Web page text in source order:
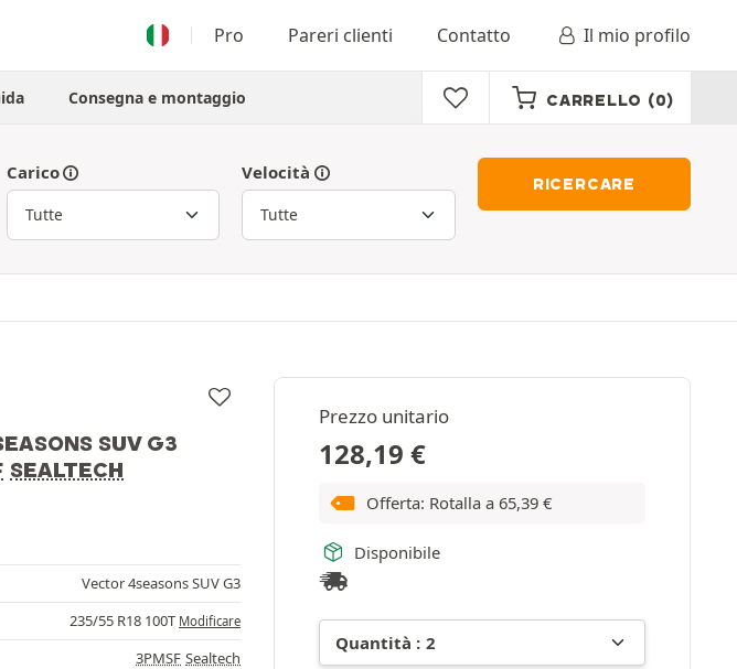
Pro Pareri clienti Contatto Il mio profilo
Consegna e montaggio CARRELLO (0)
Carico Velocità
RICERCARE
SUV G3
SEALTECH
Prezzo unitario
128,19 €
Offerta: Rotalla a 65,39 €
Disponibile
Vector 4seasons SUV G3
235/55 R18 100T Modificare
3PMSF Sealtech